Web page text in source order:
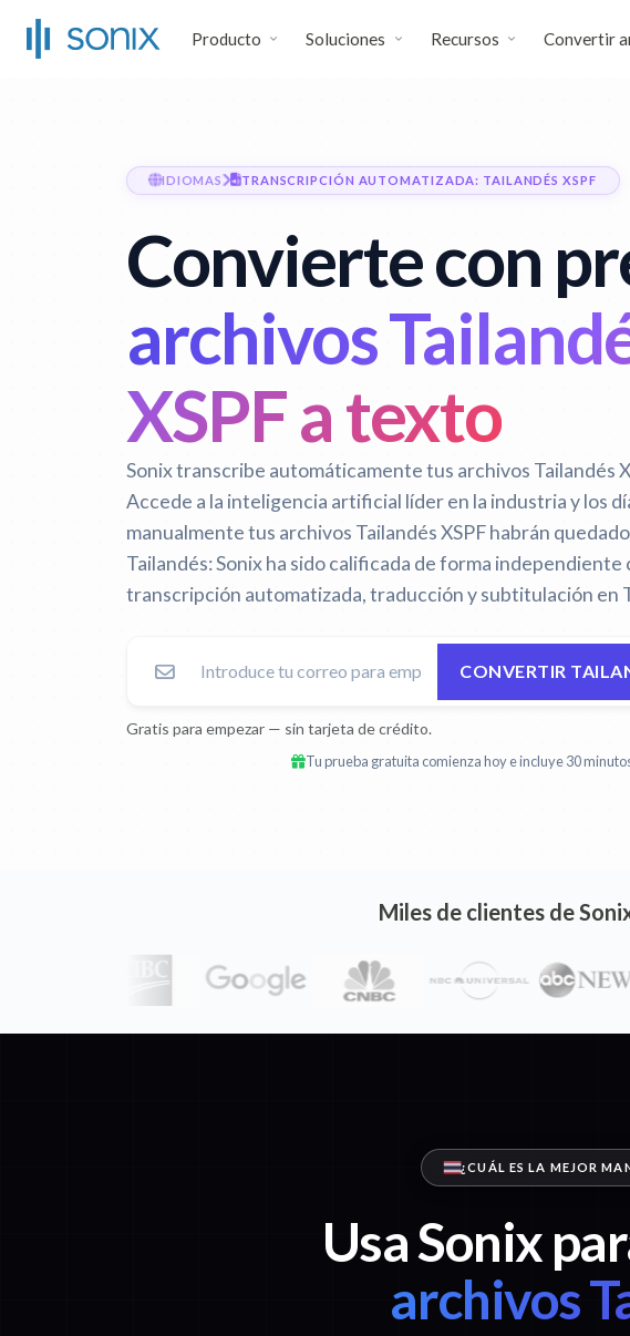
Producto Soluciones Recursos Convertir
IDIOMAS TRANSCRIPCIÓN AUTOMATIZADA: TAILANDÉS XSPF
Convierte con
archivos
XSPF a texto
Sonix transcribe automáticamente tus archivos Tailandés
Accede a la inteligencia artificial líder en la industria y los
manualmente tus archivos Tailandés XSPF habrán
Tailandés:Sonix ha sido calificada de forma independiente
transcripción automatizada, traducción y subtitulación en
CONVERTIR
Gratis para empezar — sin tarjeta de crédito.
Tu prueba gratuita comienza hoy e incluye 30
Miles de clientes de
¿CUÁL ES LA MEJOR
Usa Sonix
archivos